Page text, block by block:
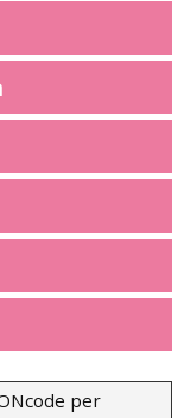
per